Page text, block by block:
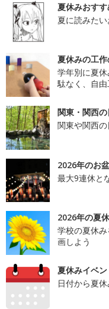
夏休みおす
夏に読みた
夏休みの工
学年別に夏
駄なく、自由
関東・関西
関東や関西
2026年のお
最大9連休と
2026年の夏
学校の夏休
画しよう
夏休みイベ
日付から夏